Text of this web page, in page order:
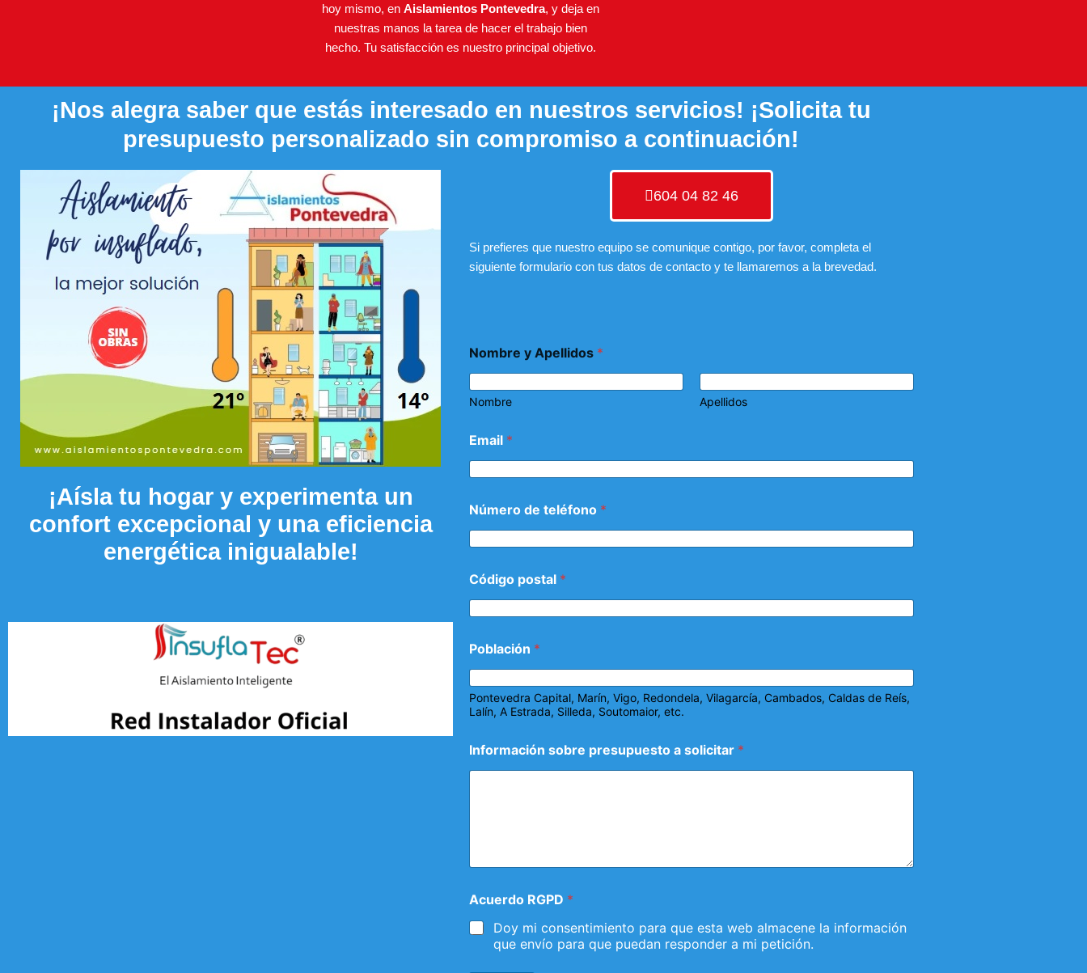
hoy mismo, enAislamientos Pontevedra, y deja en
nuestras manos la tarea de hacer el trabajo bien
hecho. Tu satisfacción es nuestro principal objetivo.
¡Nos alegra saber que estás interesado en nuestros servicios! ¡Solicita tu
presupuesto personalizado sin compromiso a continuación!
¡Aísla tu hogar y experimenta un
confort excepcional y una eficiencia
energética inigualable!
604 04 82 46
Si prefieres que nuestro equipo se comunique contigo, por favor, completa el
siguiente formulario con tus datos de contacto y te llamaremos a la brevedad.
Nombre y Apellidos *
Nombre Apellidos
Email *
Número de teléfono *
Código postal *
Población *
Pontevedra Capital, Marín, Vigo, Redondela, Vilagarcía, Cambados, Caldas de Reís,
Lalín, A Estrada, Silleda, Soutomaior, etc.
Información sobre presupuesto a solicitar *
Acuerdo RGPD *
Doy mi consentimiento para que esta web almacene la información
que envío para que puedan responder a mi petición.